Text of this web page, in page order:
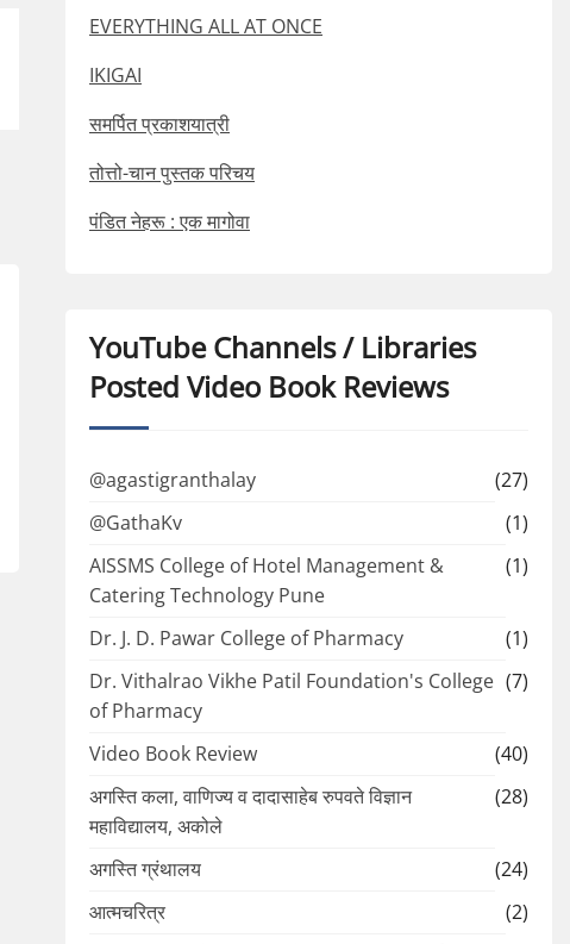
EVERYTHING ALL AT ONCE
IKIGAI
समर्पित प्रकाशयात्री
तोत्तो-चान पुस्तक परिचय
पंडित नेहरू : एक मागोवा
YouTube Channels / Libraries
Posted Video Book Reviews
@agastigranthalay
(27)
@GathaKv
(1)
AISSMS College of Hotel Management &
Catering Technology Pune
(1)
Dr. J. D. Pawar College of Pharmacy
(1)
Dr. Vithalrao Vikhe Patil Foundation's College
of Pharmacy
(7)
Video Book Review
(40)
अगस्ति कला, वाणिज्य व दादासाहेब रुपवते विज्ञान
महाविद्यालय, अकोले
(28)
अगस्ति ग्रंथालय
(24)
आत्मचरित्र
(2)